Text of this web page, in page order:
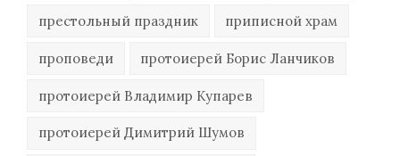
престольный праздник приписной храм
проповеди протоиерей Борис Ланчиков
протоиерей Владимир Купарев
протоиерей Димитрий Шумов